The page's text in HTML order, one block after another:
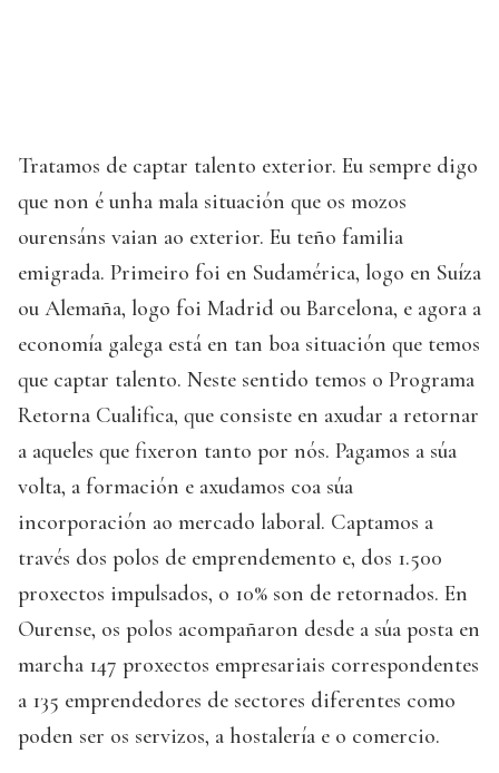
Tratamos de captar talento exterior. Eu sempre digo
que non é unha mala situación que os mozos
ourensáns vaian ao exterior. Eu teño familia
emigrada. Primeiro foi en Sudamérica, logo en Suíza
ou Alemaña, logo foi Madrid ou Barcelona, e agora a
economía galega está en tan boa situación que temos
que captar talento. Neste sentido temos o Programa
Retorna Cualifica, que consiste en axudar a retornar
a aqueles que fixeron tanto por nós. Pagamos a súa
volta, a formación e axudamos coa súa
incorporación ao mercado laboral. Captamos a
través dos polos de emprendemento e, dos 1.500
proxectos impulsados, o 10% son de retornados. En
Ourense, os polos acompañaron desde a súa posta en
marcha 147 proxectos empresariais correspondentes
a 135 emprendedores de sectores diferentes como
poden ser os servizos, a hostalería e o comercio.